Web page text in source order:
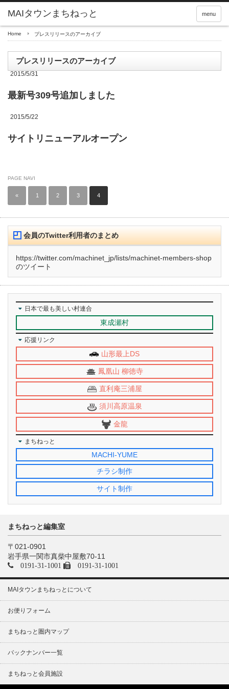
menu
Home プレスリリースのアーカイブ
プレスリリースのアーカイブ
2015/5/31
最新号309号追加しました
2015/5/22
サイトリニューアルオープン
PAGE NAVI
« 1 2 3 4
会員のTwitter利用者のまとめ
https://twitter.com/machinet_jp/lists/machinet-members-shop
のツイート
日本で最も美しい村連合
東成瀬村
応援リンク
山形最上DS
鳳凰山 柳徳寺
直利庵三浦屋
須川高原温泉
金龍
まちねっと
MACHI-YUME
チラシ制作
サイト制作
まちねっと編集室
〒021-0901
岩手県一関市真柴中屋敷70-11
0191-31-1001 0191-31-1001
MAIタウンまちねっとについて
お便りフォーム
まちねっと圏内マップ
バックナンバー一覧
まちねっと会員施設